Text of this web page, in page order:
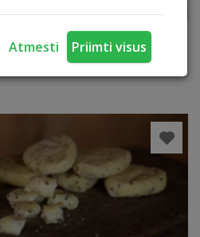
Atmesti Priimti visus
miežinėmis kruopomis